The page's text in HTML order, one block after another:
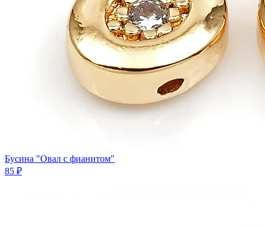
Бусина "Овал с фианитом"
85 ₽